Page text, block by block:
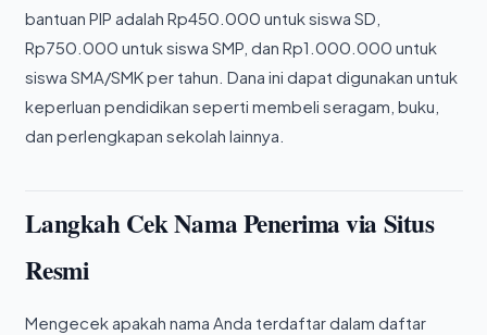
bantuan PIP adalah Rp450.000 untuk siswa SD,
Rp750.000 untuk siswa SMP, dan Rp1.000.000 untuk
siswa SMA/SMK per tahun. Dana ini dapat digunakan untuk
keperluan pendidikan seperti membeli seragam, buku,
dan perlengkapan sekolah lainnya.
Langkah Cek Nama Penerima via Situs
Resmi
Mengecek apakah nama Anda terdaftar dalam daftar